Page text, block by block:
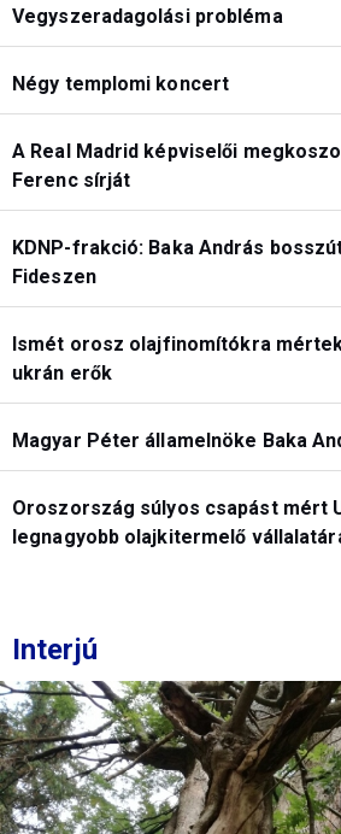
Vegyszeradagolási probléma
Négy templomi koncert
A Real Madrid képviselői
Ferenc sírját
KDNP-frakció: Baka András
Fideszen
Ismét orosz olajfinomítókra
ukrán erők
Magyar Péter államelnöke Baka
Oroszország súlyos csapást mért
legnagyobb olajkitermelő
Interjú